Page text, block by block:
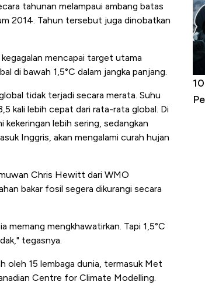
tahunan melampaui ambang batas
2014. Tahun tersebut juga dinobatkan
mencapai target utama
di bawah 1,5°C dalam jangka panjang.
tidak terjadi secara merata. Suhu
kali lebih cepat dari rata-rata global. Di
lebih sering, sedangkan
Inggris, akan mengalami curah hujan
Chris Hewitt dari WMO
bakar fosil segera dikurangi secara
memang mengkhawatirkan. Tapi 1,5°C
tegasnya.
oleh 15 lembaga dunia, termasuk Met
Centre for Climate Modelling.
yang Cuannya Paling Menyala?